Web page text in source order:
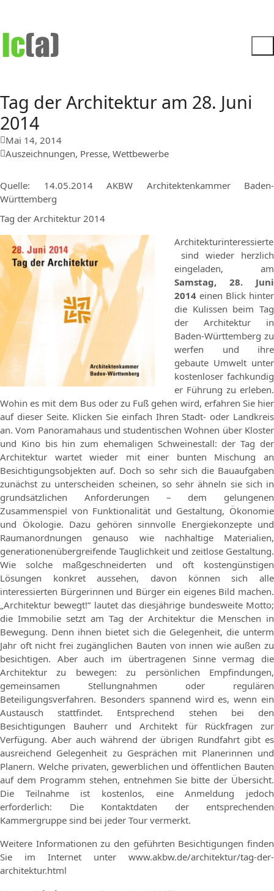
Tag der Architektur am 28. Juni
2014
Mai 14, 2014
Auszeichnungen, Presse, Wettbewerbe
Quelle: 14.05.2014 AKBW Architektenkammer Baden-
Württemberg
Tag der Architektur 2014
Architekturinteressierte
sind wieder herzlich
eingeladen, am
Samstag, 28. Juni
2014 einen Blick hinter
die Kulissen beim Tag
der Architektur in
Baden-Württemberg zu
werfen und ihre
gebaute Umwelt unter
kostenloser fachkundig
er Führung zu erleben.
Wohin es mit dem Bus oder zu Fuß gehen wird, erfahren Sie hier
auf dieser Seite. Klicken Sie einfach Ihren Stadt- oder Landkreis
an. Vom Panoramahaus und studentischen Wohnen über Kloster
und Kino bis hin zum ehemaligen Schweinestall: der Tag der
Architektur wartet wieder mit einer bunten Mischung an
Besichtigungsobjekten auf. Doch so sehr sich die Bauaufgaben
zunächst zu unterscheiden scheinen, so sehr ähneln sie sich in
grundsätzlichen Anforderungen – dem gelungenen
Zusammenspiel von Funktionalität und Gestaltung, Ökonomie
und Ökologie. Dazu gehören sinnvolle Energiekonzepte und
Raumanordnungen genauso wie nachhaltige Materialien,
generationenübergreifende Tauglichkeit und zeitlose Gestaltung.
Wie solche maßgeschneiderten und oft kostengünstigen
Lösungen konkret aussehen, davon können sich alle
interessierten Bürgerinnen und Bürger ein eigenes Bild machen.
„Architektur bewegt!“ lautet das diesjährige bundesweite Motto;
die Immobilie setzt am Tag der Architektur die Menschen in
Bewegung. Denn ihnen bietet sich die Gelegenheit, die unterm
Jahr oft nicht frei zugänglichen Bauten von innen wie außen zu
besichtigen. Aber auch im übertragenen Sinne vermag die
Architektur zu bewegen: zu persönlichen Empfindungen,
gemeinsamen Stellungnahmen oder regulären
Beteiligungsverfahren. Besonders spannend wird es, wenn ein
Austausch stattfindet. Entsprechend stehen bei den
Besichtigungen Bauherr und Architekt für Rückfragen zur
Verfügung. Aber auch während der übrigen Rundfahrt gibt es
ausreichend Gelegenheit zu Gesprächen mit Planerinnen und
Planern. Welche privaten, gewerblichen und öffentlichen Bauten
auf dem Programm stehen, entnehmen Sie bitte der Übersicht.
Die Teilnahme ist kostenlos, eine Anmeldung jedoch
erforderlich: Die Kontaktdaten der entsprechenden
Kammergruppe sind bei jeder Tour vermerkt.
Weitere Informationen zu den geführten Besichtigungen finden
Sie im Internet unter www.akbw.de/architektur/tag-der-
architektur.html